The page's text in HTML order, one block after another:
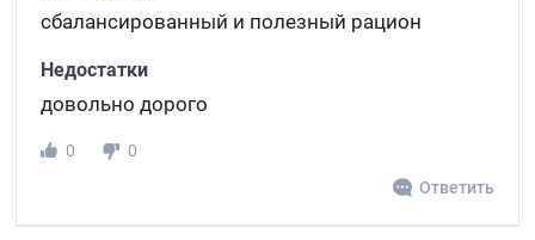
сбалансированный и полезный рацион
Недостатки
довольно дорого
0
0
Ответить